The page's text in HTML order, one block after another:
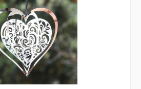
sowie mit einer Klarlack-
Das macht das Wind-
wetterbeständig und
geeignet für den Außen-
Wie z.B. im Garten, auf der
Balkon, an Bäumen, aber
im Wohnzimmer,
oder Eingangsbereich. Ihrer
kaum Grenzen gesetzt!